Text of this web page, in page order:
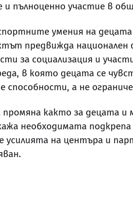
пълноценно участие в
умения на
предвижда национален
за социализация и
в която децата се
а не
както за децата и
необходимата
на центъра и